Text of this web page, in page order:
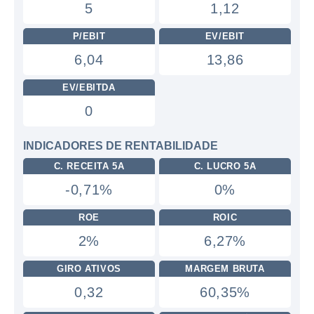
5 1,12
P/EBIT
6,04
EV/EBIT
13,86
EV/EBITDA
0
INDICADORES DE RENTABILIDADE
C. RECEITA 5A
-0,71%
C. LUCRO 5A
0%
ROE
2%
ROIC
6,27%
GIRO ATIVOS
0,32
MARGEM BRUTA
60,35%